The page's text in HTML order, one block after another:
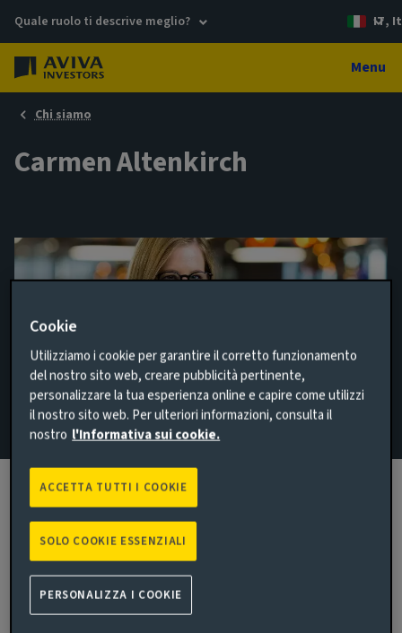
Quale ruolo ti descrive meglio? IT,
Menu
Chi siamo
Carmen Altenkirch
EM Sovereign Analyst
Biografia
Principali responsabilitá
Carmen è EM Sovereign Analyst e si concentra sui mercati di
Cookie
Utilizziamo i cookie per garantire il corretto funzionamento
del nostro sito web, creare pubblicità pertinente,
personalizzare la tua esperienza online e capire come utilizzi
il nostro sito web. Per ulteriori informazioni, consulta il
nostro l'Informativa sui cookie.
SOLO COOKIE ESSENZIALI
ACCETTA TUTTI I COOKIE
PERSONALIZZA I COOKIE